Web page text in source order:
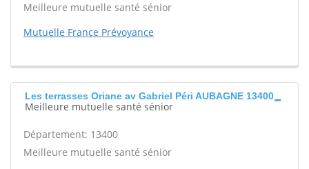
Meilleure mutuelle santé sénior
Mutuelle France Prévoyance
Les terrasses Oriane av Gabriel Péri AUBAGNE 13400
Meilleure mutuelle santé sénior
Département: 13400
Meilleure mutuelle santé sénior